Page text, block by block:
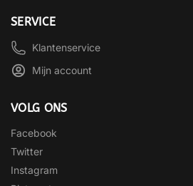
SERVICE
Klantenservice
Mijn account
VOLG ONS
Facebook
Twitter
Instagram